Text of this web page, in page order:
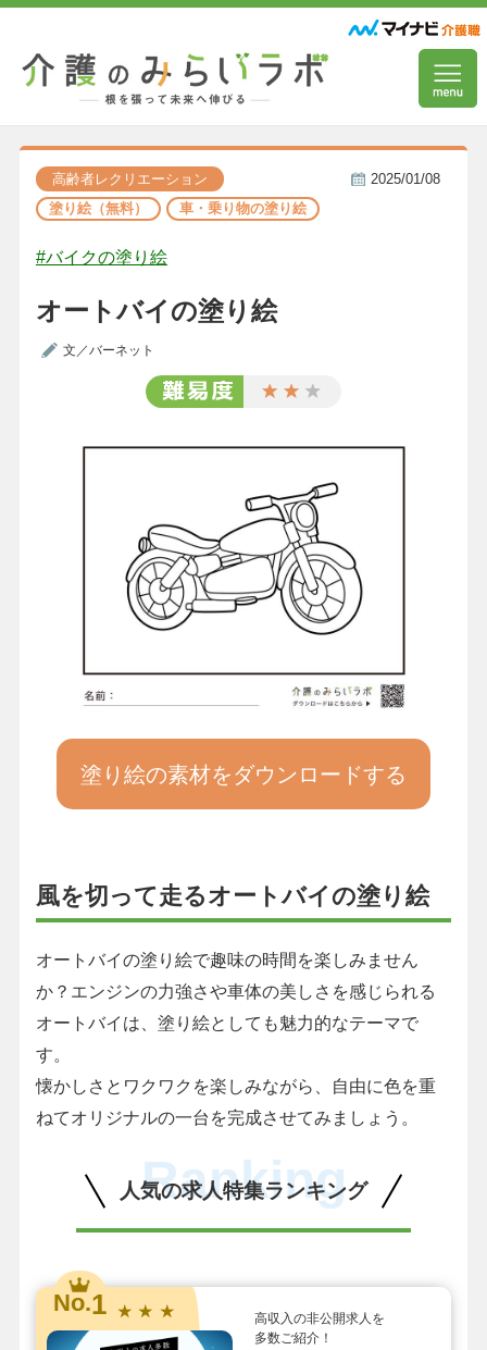
高齢者レクリエーション
塗り絵（無料）
車・乗り物の塗り絵
2025/01/08
#バイクの塗り絵
オートバイの塗り絵
文／バーネット
塗り絵の素材をダウンロードする
風を切って走るオートバイの塗り絵
オートバイの塗り絵で趣味の時間を楽しみません
か？エンジンの力強さや車体の美しさを感じられる
オートバイは、塗り絵としても魅力的なテーマで
す。
懐かしさとワクワクを楽しみながら、自由に色を重
ねてオリジナルの一台を完成させてみましょう。
人気の求人特集ランキング
Ranking
No.1 ★ ★ ★
高収入の非公開求人を
多数ご紹介！